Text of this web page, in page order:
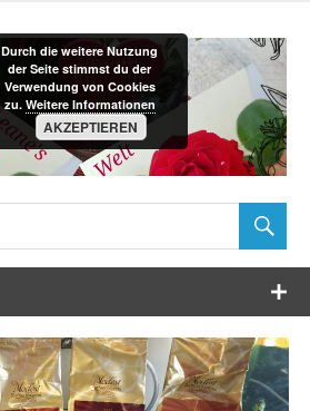
Leane´s-
Welt
Durch die weitere Nutzung
der Seite stimmst du der
Verwendung von Cookies
zu. Weitere Informationen
AKZEPTIEREN